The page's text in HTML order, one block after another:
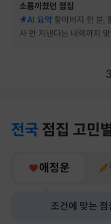
소름끼쳤던 점집
AI 요약 할아버지 한 분,
사 안 지낸다는 내력까지
전국 점집 고민
애정운
조건에 맞는 점